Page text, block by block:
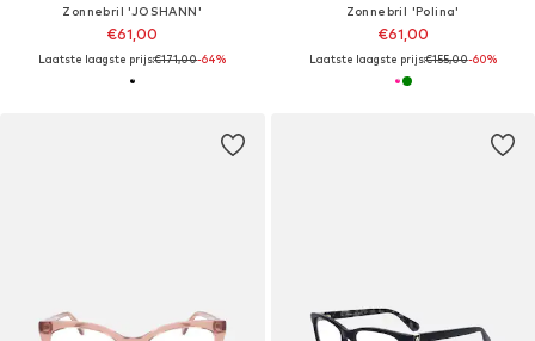
Zonnebril 'JOSHANN'
€61,00
Laatste laagste prijs:€171,00-64%
Zonnebril 'Polina'
€61,00
Laatste laagste prijs:€155,00-60%